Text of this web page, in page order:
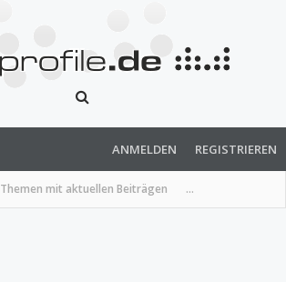
Themen mit aktuellen Beiträgen ...
ANMELDEN REGISTRIEREN